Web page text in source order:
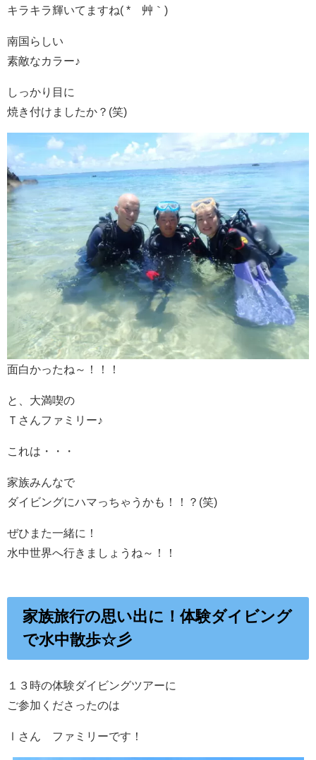
キラキラ輝いてますね( *´艸｀)
南国らしい
素敵なカラー♪
しっかり目に
焼き付けましたか？(笑)
面白かったね～！！！
と、大満喫の
Ｔさんファミリー♪
これは・・・
家族みんなで
ダイビングにハマっちゃうかも！！？(笑)
ぜひまた一緒に！
水中世界へ行きましょうね～！！
家族旅行の思い出に！体験ダイビング
で水中散歩☆彡
１３時の体験ダイビングツアーに
ご参加くださったのは
Ⅰさん ファミリーです！